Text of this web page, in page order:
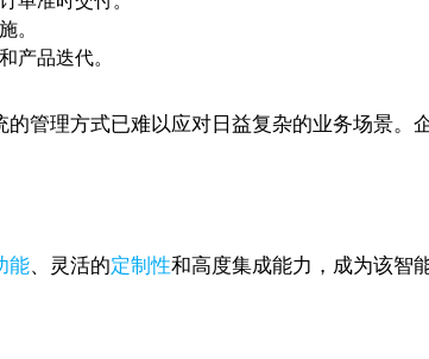
。
产品迭代。
管理方式已难以应对日益复杂的业务场景。
能、灵活的定制性和高度集成能力，成为该智